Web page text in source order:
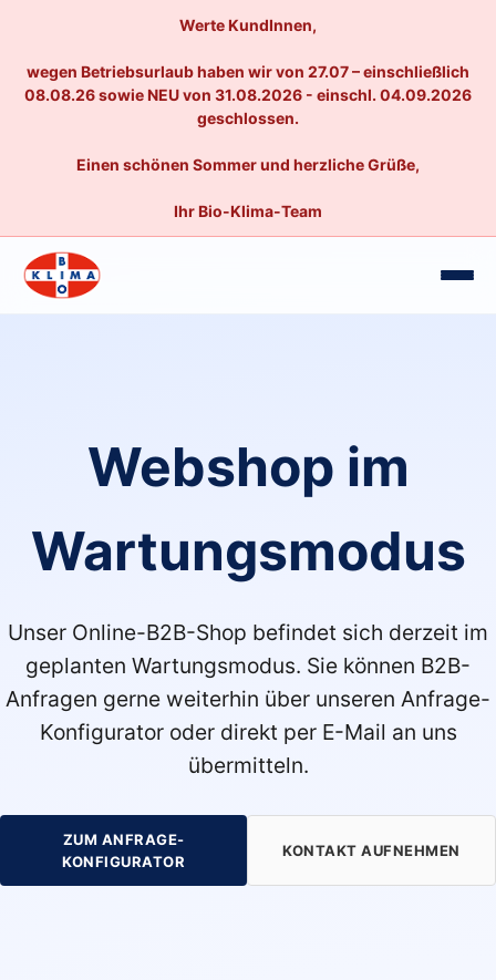
Werte KundInnen,
wegen Betriebsurlaub haben wir von 27.07 – einschließlich
08.08.26 sowie NEU von 31.08.2026 - einschl. 04.09.2026
geschlossen.
Einen schönen Sommer und herzliche Grüße,
Ihr Bio-Klima-Team
Webshop im
Wartungsmodus
Unser Online-B2B-Shop befindet sich derzeit im
geplanten Wartungsmodus. Sie können B2B-
Anfragen gerne weiterhin über unseren Anfrage-
Konfigurator oder direkt per E-Mail an uns
übermitteln.
ZUM ANFRAGE-
KONFIGURATOR
KONTAKT AUFNEHMEN